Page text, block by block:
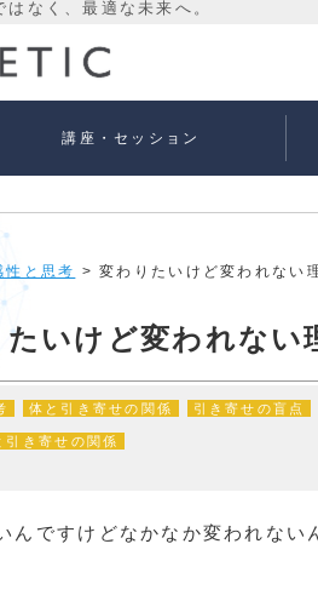
講座・セッション
性と思考 > 変わりたいけど変われない
いけど変われない
体と引き寄せの関係 引き寄せの盲点
引き寄せの関係
んですけどなかなか変われない